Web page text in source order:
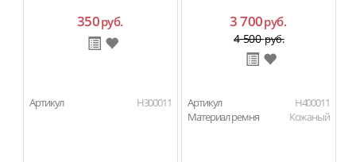
350руб.
Артикул H300011
3 700руб.
4 500руб.
Артикул
H400011
Материал ремня
Кожаный